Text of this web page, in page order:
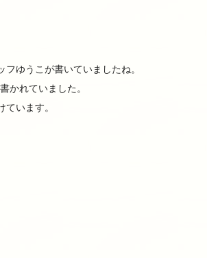
フゆうこが書いていましたね。
かれていました。
います。